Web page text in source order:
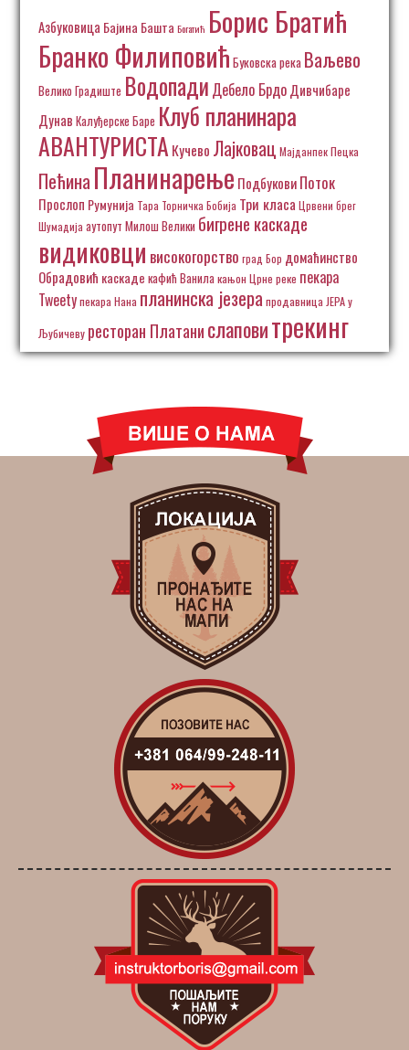
Азбуковица Бајина Башта Богатић Борис Братић
Бранко Филиповић Буковска река Ваљево
Велико Градиште Водопади Дебело БрдоДивчибаре
Дунав Калуђерске Баре Клуб планинара
АВАНТУРИСТА Кучево Лајковац Мајданпек Пецка
Пећина Планинарење ПодбуковиПоток
Прослоп Румунија Тара Торничка Бобија Три класа Црвени брег
Шумадија аутопут Милош Велики бигрене каскаде
видиковци високогорство град Бор домаћинство
Обрадовић каскаде кафић Ванилакањон Црне реке пекара
Tweetyпекара Нана планинска језера продавница ЈЕРА у
Љубичеву ресторан Платанислаповитрекинг